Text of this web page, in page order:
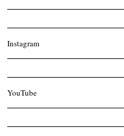
Instagram
YouTube